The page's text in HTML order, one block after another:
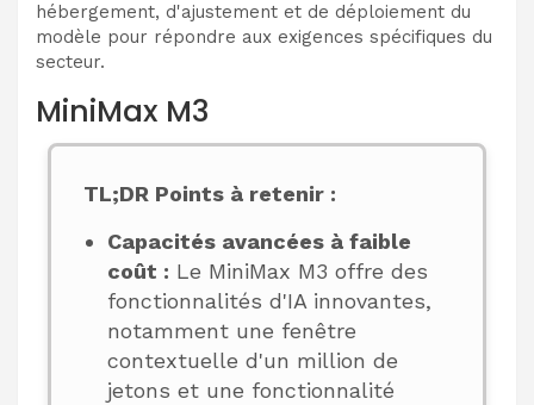
hébergement, d'ajustement et de déploiement du
modèle pour répondre aux exigences spécifiques du
secteur.
MiniMax M3
TL;DR Points à retenir :
Capacités avancées à faible
coût : Le MiniMax M3 offre des
fonctionnalités d'IA innovantes,
notamment une fenêtre
contextuelle d'un million de
jetons et une fonctionnalité